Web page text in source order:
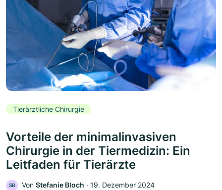
Tierärztliche Chirurgie
Vorteile der minimalinvasiven
Chirurgie in der Tiermedizin: Ein
Leitfaden für Tierärzte
SB Von Stefanie Bloch ‧ 19. Dezember 2024